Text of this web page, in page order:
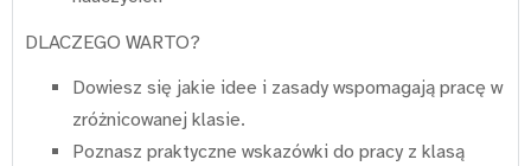
DLACZEGO WARTO?
Dowiesz się jakie idee i zasady wspomagają pracę w
zróżnicowanej klasie.
Poznasz praktyczne wskazówki do pracy z klasą